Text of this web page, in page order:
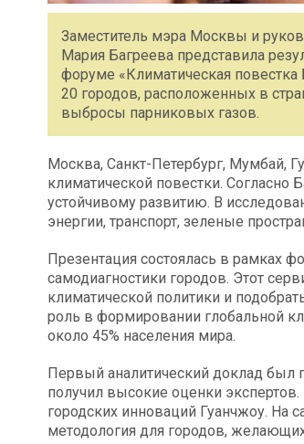
Заместитель мэра Москвы и
Мария Багреева представила
форуме «Климатическая
20 городов, расположенных в
выбросы парниковых газов.
Москва, Санкт-Петербург, Мумбай,
климатической повестки. Согласно
устойчивому развитию. В
энергии, транспорт, зеленые
Презентация состоялась в рамках
самодиагностики городов. Этот
климатической политики и
роль в формировании глобальной
около 45% населения мира.
Первый аналитический доклад был
получил высокие оценки
городских инноваций Гуанчжоу. На
методология для городов,